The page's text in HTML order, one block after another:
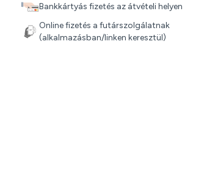
Bankkártyás fizetés az átvételi helyen
Online fizetés a futárszolgálatnak
(alkalmazásban/linken keresztül)